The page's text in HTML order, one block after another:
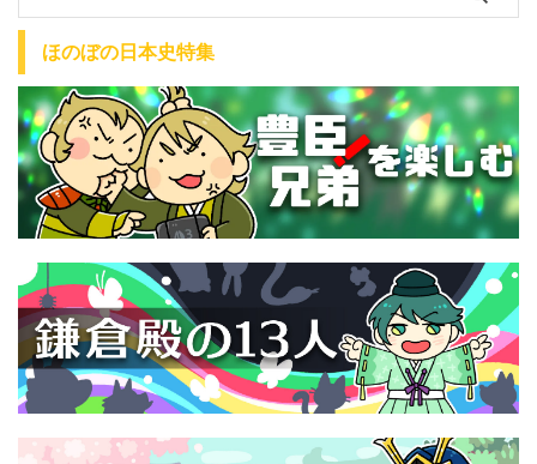
ほのぼの日本史特集